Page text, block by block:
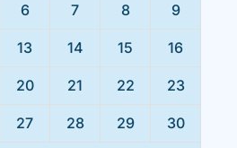
6 7 8 9
13 14 15 16
20 21 22 23
27 28 29 30